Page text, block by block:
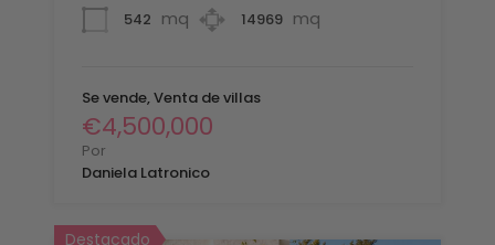
542 mq
14969 mq
Se vende, Venta de villas
€4,500,000
Por
Daniela Latronico
Destacado